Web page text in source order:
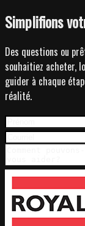
Simplifions
Des questions ou
souhaitiez acheter,
guider à chaque
réalité.